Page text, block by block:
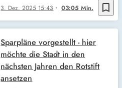
bookmark_border
3. Dez. 2025 15:43 03:05 Min.
Sparpläne vorgestellt - hier
möchte die Stadt in den
nächsten Jahren den Rotstift
ansetzen